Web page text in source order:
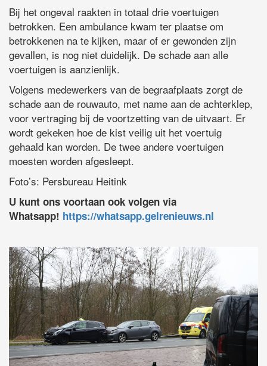
Bij het ongeval raakten in totaal drie voertuigen
betrokken. Een ambulance kwam ter plaatse om
betrokkenen na te kijken, maar of er gewonden zijn
gevallen, is nog niet duidelijk. De schade aan alle
voertuigen is aanzienlijk.
Volgens medewerkers van de begraafplaats zorgt de
schade aan de rouwauto, met name aan de achterklep,
voor vertraging bij de voortzetting van de uitvaart. Er
wordt gekeken hoe de kist veilig uit het voertuig
gehaald kan worden. De twee andere voertuigen
moesten worden afgesleept.
Foto’s: Persbureau Heitink
U kunt ons voortaan ook volgen via
Whatsapp! https://whatsapp.gelrenieuws.nl